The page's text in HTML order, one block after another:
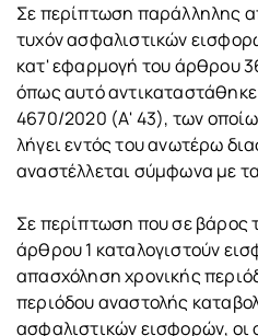
Σε περίπτωση παράλληλης
τυχόν ασφαλιστικών
κατ' εφαρμογή του άρθρου
όπως αυτό
4670/2020 (Α' 43), των
λήγει εντός του ανωτέρω
αναστέλλεται σύμφωνα με
Σε περίπτωση που σε
άρθρου 1 καταλογιστούν
απασχόληση χρονικής
περιόδου αναστολής
ασφαλιστικών εισφορών,